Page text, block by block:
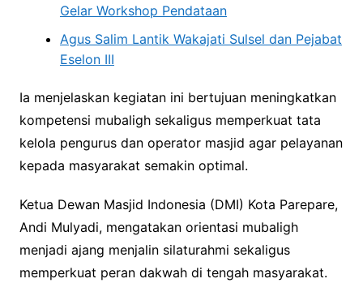
Gelar Workshop Pendataan
Agus Salim Lantik Wakajati Sulsel dan Pejabat
Eselon III
Ia menjelaskan kegiatan ini bertujuan meningkatkan
kompetensi mubaligh sekaligus memperkuat tata
kelola pengurus dan operator masjid agar pelayanan
kepada masyarakat semakin optimal.
Ketua Dewan Masjid Indonesia (DMI) Kota Parepare,
Andi Mulyadi, mengatakan orientasi mubaligh
menjadi ajang menjalin silaturahmi sekaligus
memperkuat peran dakwah di tengah masyarakat.